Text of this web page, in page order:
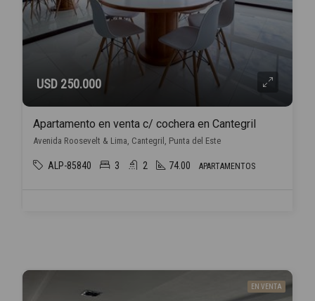
USD 250.000
Apartamento en venta c/ cochera en Cantegril
Avenida Roosevelt & Lima, Cantegril, Punta del Este
ALP-85840 3 2 74.00 APARTAMENTOS
EN VENTA